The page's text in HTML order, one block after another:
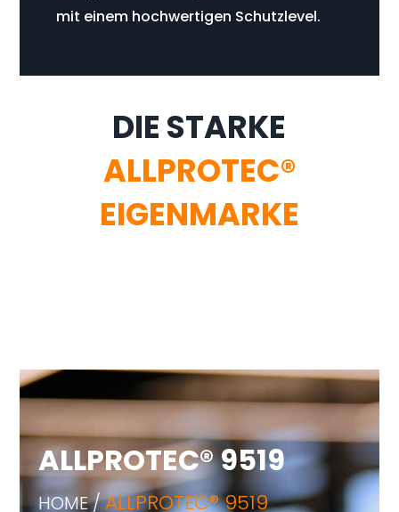
mit einem hochwertigen Schutzlevel.
DIE STARKE
ALLPROTEC®
EIGENMARKE
ALLPROTEC® 9519
HOME /ALLPROTEC® 9519